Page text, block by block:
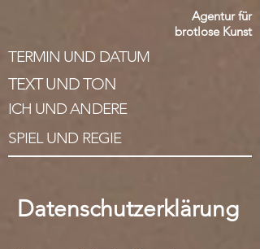
Agentur für
brotlose Kunst
TERMIN UND DATUM
TEXT UND TON
ICH UND ANDERE
SPIEL UND REGIE
Datenschutzerklärung